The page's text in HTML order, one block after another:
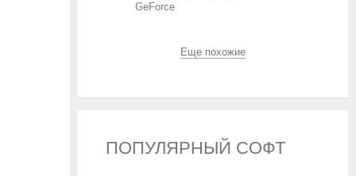
GeForce
Еще похожие
ПОПУЛЯРНЫЙ СОФТ